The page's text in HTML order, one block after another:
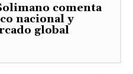
comenta
nacional y
global